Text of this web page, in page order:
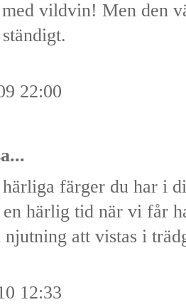
vildvin! Men den
22:00
färger du har i
härlig tid när vi får
njutning att vistas i
12:33